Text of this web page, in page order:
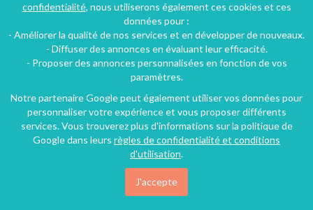
confidentialité, nous utiliserons également ces cookies et ces
données pour :
- Améliorer la qualité de nos services et en développer de nouveaux.
- Diffuser des annonces en évaluant leur efficacité.
- Proposer des annonces personnalisées en fonction de vos
paramètres.
Notre partenaire Google peut également utiliser vos données pour
personnaliser votre expérience et vous proposer différents
services. Vous trouverez plus d'informations sur la politique de
Google dans leurs règles de confidentialité et conditions
d'utilisation.
J'accepte
Accueil
Qui sommes-nous ?
Aide et contact
Plan du site
Blog